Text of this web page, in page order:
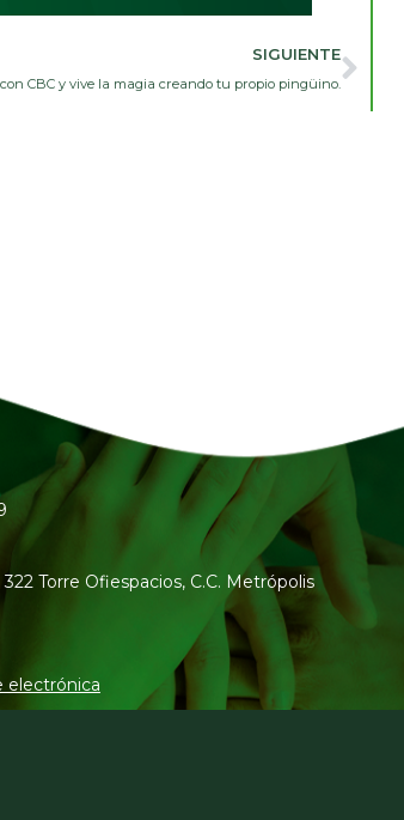
SIGUIENTE
CBC y vive la magia creando tu propio pingüino.
Next
Torre Ofiespacios, C.C. Metrópolis
electrónica